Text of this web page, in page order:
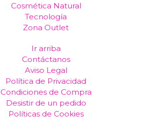
Cosmética Natural
Tecnología
Zona Outlet
Ir arriba
Contáctanos
Aviso Legal
Política de Privacidad
Condiciones de Compra
Desistir de un pedido
Políticas de Cookies